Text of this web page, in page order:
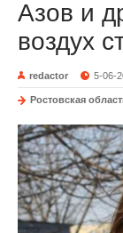
Азов и
воздух
redactor 5-06-
Ростовская